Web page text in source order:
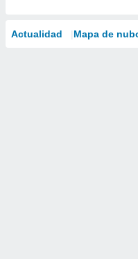
Actualidad Mapa de